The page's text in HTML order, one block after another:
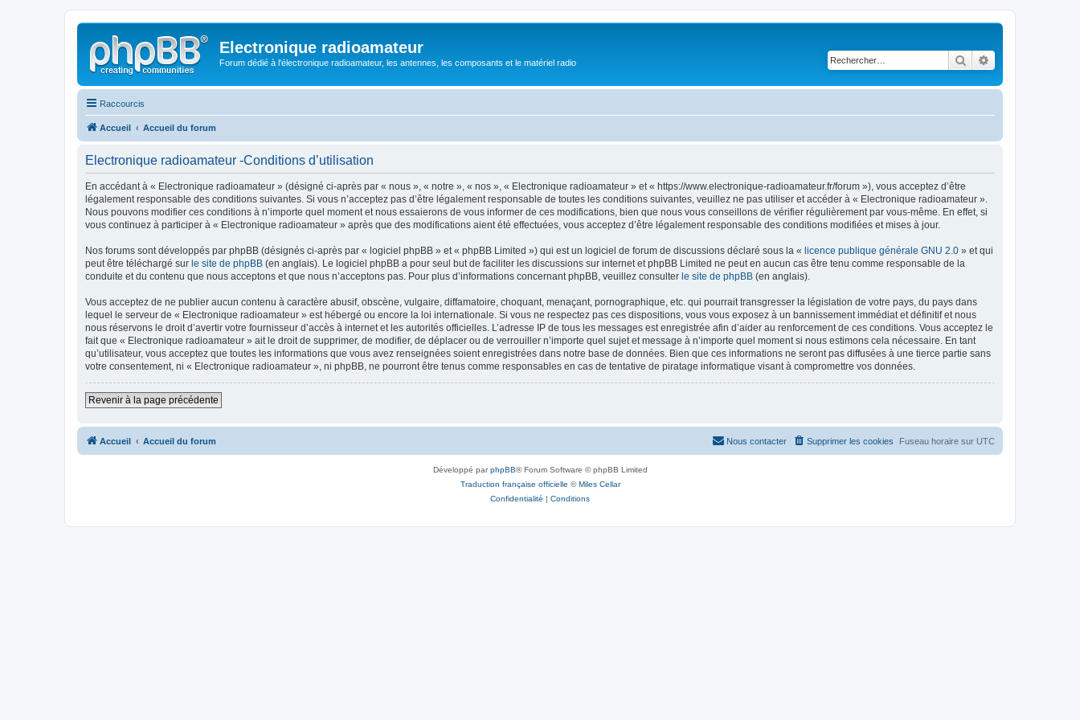
Electronique radioamateur
Forum dédié à l'électronique radioamateur, les antennes, les composants et le matériel radio Rechercher
Raccourcis
Accueil Accueil du forum
Electronique radioamateur -Conditions d’utilisation
En accédant à « Electronique radioamateur » (désigné ci-après par « nous », « notre », « nos », « Electronique radioamateur » et « https://www.electronique-radioamateur.fr/forum »), vous acceptez d’être
légalement responsable des conditions suivantes. Si vous n’acceptez pas d’être légalement responsable de toutes les conditions suivantes, veuillez ne pas utiliser et accéder à « Electronique radioamateur ».
Nous pouvons modifier ces conditions à n’importe quel moment et nous essaierons de vous informer de ces modifications, bien que nous vous conseillons de vérifier régulièrement par vous-même. En effet, si
vous continuez à participer à « Electronique radioamateur » après que des modifications aient été effectuées, vous acceptez d’être légalement responsable des conditions modifiées et mises à jour.
Nos forums sont développés par phpBB (désignés ci-après par « logiciel phpBB » et « phpBB Limited ») qui est un logiciel de forum de discussions déclaré sous la « licence publique générale GNU 2.0 » et qui
peut être téléchargé sur le site de phpBB (en anglais). Le logiciel phpBB a pour seul but de faciliter les discussions sur internet et phpBB Limited ne peut en aucun cas être tenu comme responsable de la
conduite et du contenu que nous acceptons et que nous n’acceptons pas. Pour plus d’informations concernant phpBB, veuillez consulter le site de phpBB (en anglais).
Vous acceptez de ne publier aucun contenu à caractère abusif, obscène, vulgaire, diffamatoire, choquant, menaçant, pornographique, etc. qui pourrait transgresser la législation de votre pays, du pays dans
lequel le serveur de « Electronique radioamateur » est hébergé ou encore la loi internationale. Si vous ne respectez pas ces dispositions, vous vous exposez à un bannissement immédiat et définitif et nous
nous réservons le droit d’avertir votre fournisseur d’accès à internet et les autorités officielles. L’adresse IP de tous les messages est enregistrée afin d’aider au renforcement de ces conditions. Vous acceptez le
fait que « Electronique radioamateur » ait le droit de supprimer, de modifier, de déplacer ou de verrouiller n’importe quel sujet et message à n’importe quel moment si nous estimons cela nécessaire. En tant
qu’utilisateur, vous acceptez que toutes les informations que vous avez renseignées soient enregistrées dans notre base de données. Bien que ces informations ne seront pas diffusées à une tierce partie sans
votre consentement, ni « Electronique radioamateur », ni phpBB, ne pourront être tenus comme responsables en cas de tentative de piratage informatique visant à compromettre vos données.
Revenir à la page précédente
Accueil Accueil du forum Fuseau horaire sur UTC
Supprimer les cookies
Nous contacter
Développé parphpBB® Forum Software © phpBB Limited
Traduction française officielle ©Miles Cellar
Confidentialité | Conditions